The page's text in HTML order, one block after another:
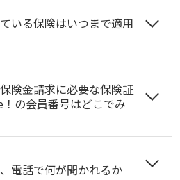
いる保険はいつまで適用
険金請求に必要な保険証
の会員番号はどこでみ
電話で何が聞かれるか